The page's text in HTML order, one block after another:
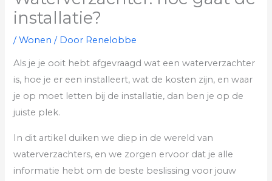
installatie?
/Wonen / Door Renelobbe
Als je je ooit hebt afgevraagd wat een waterverzachter
is, hoe je er een installeert, wat de kosten zijn, en waar
je op moet letten bij de installatie, dan ben je op de
juiste plek.
In dit artikel duiken we diep in de wereld van
waterverzachters, en we zorgen ervoor dat je alle
informatie hebt om de beste beslissing voor jouw